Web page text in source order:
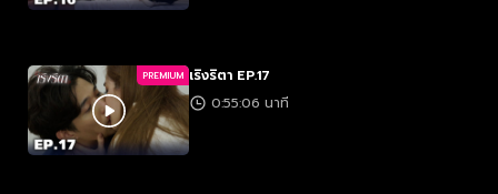
PREMIUM เริงริตา EP.17
0:55:06 นาที